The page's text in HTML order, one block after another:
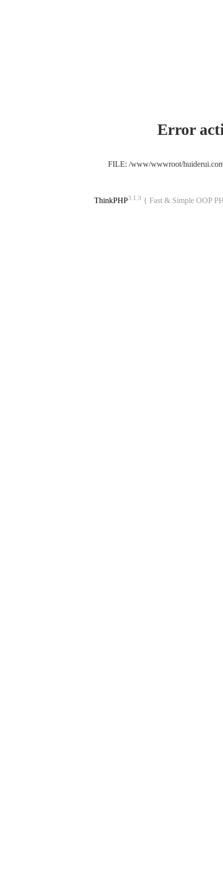
Error
FILE: /www/wwwroot/
ThinkPHP3.1.3 { Fast & Simple OOP